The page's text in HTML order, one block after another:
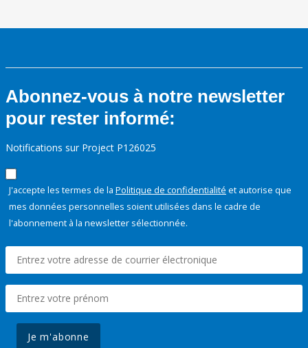
Abonnez-vous à notre newsletter
pour rester informé:
Notifications sur Project P126025
J'accepte les termes de la Politique de confidentialité et autorise que
mes données personnelles soient utilisées dans le cadre de
l'abonnement à la newsletter sélectionnée.
Je m'abonne